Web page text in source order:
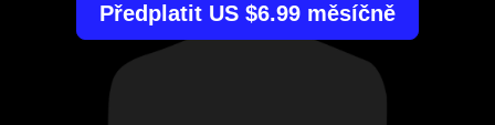
Předplatit US $6.99 měsíčně